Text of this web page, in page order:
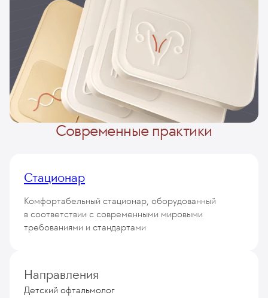
Современные практики
Стационар
Комфортабельный стационар, оборудованный
в соответствии с современными мировыми
требованиями и стандартами
класса «Премиум»
Направления
Детский офтальмолог